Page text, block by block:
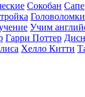
Сокобан
Головоломки
Учим
Гарри Поттер
Хелло Китти